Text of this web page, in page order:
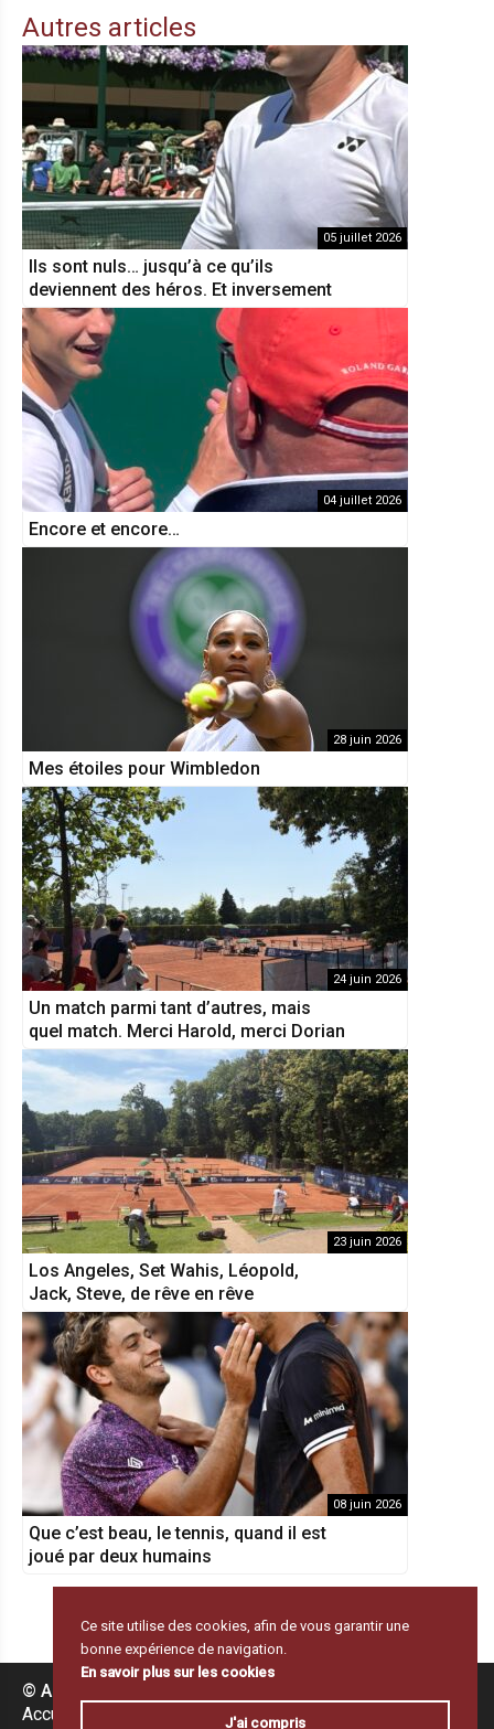
Autres articles
05 juillet 2026
Ils sont nuls… jusqu’à ce qu’ils
deviennent des héros. Et inversement
04 juillet 2026
Encore et encore…
28 juin 2026
Mes étoiles pour Wimbledon
24 juin 2026
Un match parmi tant d’autres, mais
quel match. Merci Harold, merci Dorian
23 juin 2026
Los Angeles, Set Wahis, Léopold,
Jack, Steve, de rêve en rêve
08 juin 2026
Que c’est beau, le tennis, quand il est
joué par deux humains
© Amortie & Lob 2026
Accueil
Résultats & programme
Ce site utilise des cookies, afin de vous garantir une
bonne expérience de navigation.
En savoir plus sur les cookies
J'ai compris